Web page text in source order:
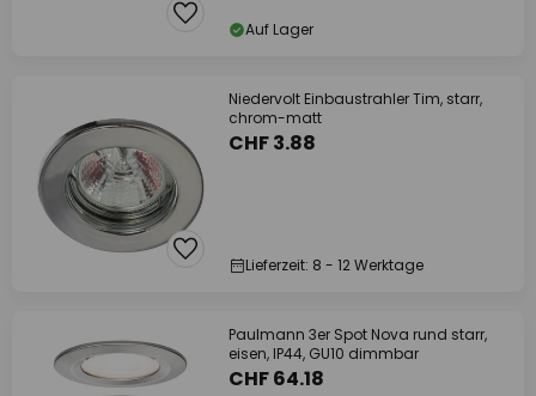
Auf Lager
Niedervolt Einbaustrahler Tim, starr,
chrom-matt
CHF 3.88
Lieferzeit: 8 - 12 Werktage
Paulmann 3er Spot Nova rund starr,
eisen, IP44, GU10 dimmbar
CHF 64.18